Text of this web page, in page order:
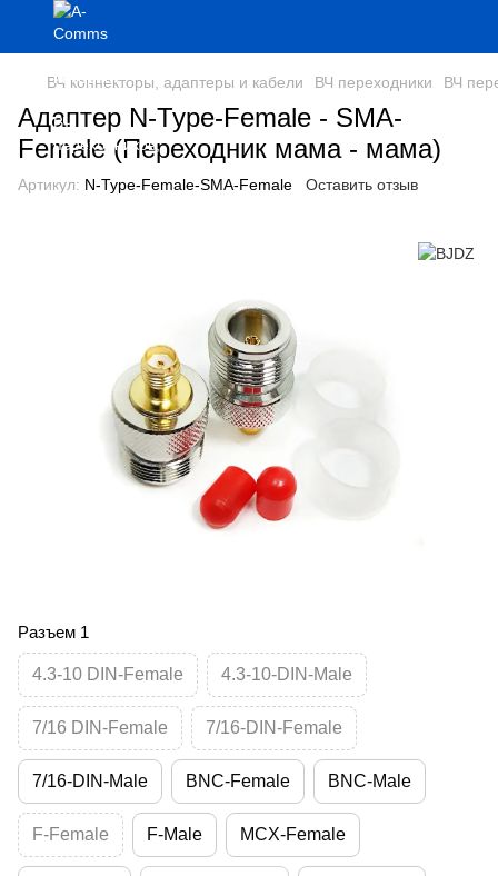
ВЧ коннекторы, адаптеры и кабели ВЧ переходники ВЧ
Адаптер N-Type-Female - SMA-
Female (Переходник мама - мама)
Артикул: N-Type-Female-SMA-Female Оставить отзыв
Разъем 1
4.3-10 DIN-Female 4.3-10-DIN-Male
7/16 DIN-Female 7/16-DIN-Female
7/16-DIN-Male BNC-Female BNC-Male
F-Female F-Male MCX-Female